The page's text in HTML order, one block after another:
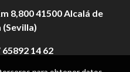
8,800 41500 Alcalá de
65892 14 62